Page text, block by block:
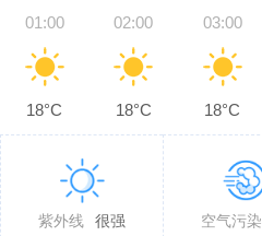
01:00
18°C
02:00
18°C
03:00
18°C
紫外线 很强 空气污染